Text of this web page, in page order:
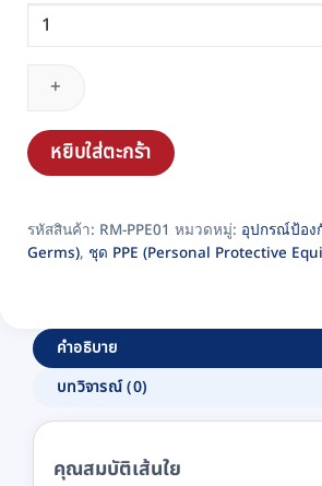
จำนวน
ชุด
PPE
ป้องกัน
เชื้อ
โรค
หนา
แกรม
ไซต์
RM-
PPE01
หยิบใส่ตะกร้า
รหัสสินค้า: RM-PPE01 หมวดหมู่: อุปกรณ์ป้อง
Germs), ชุด PPE (Personal Protective
คำอธิบาย
บทวิจารณ์ (0)
คุณสมบัติเส้นใย